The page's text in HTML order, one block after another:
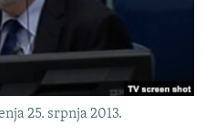
25. srpnja 2013.